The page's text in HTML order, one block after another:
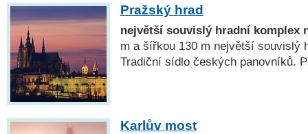
Pražský hrad
největší souvislý hradní komplex
m a šířkou 130 m největší souvislý
Tradiční sídlo českých panovníků.
Karlův most